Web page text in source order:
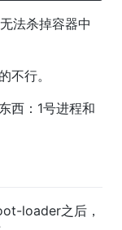
法杀掉容器中
不行。
西：1号进程和
loader之后，